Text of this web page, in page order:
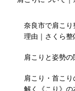
奈良市で肩こ
理由｜さくら整
肩こりと姿勢の
肩こり・首こ
解く《こり》